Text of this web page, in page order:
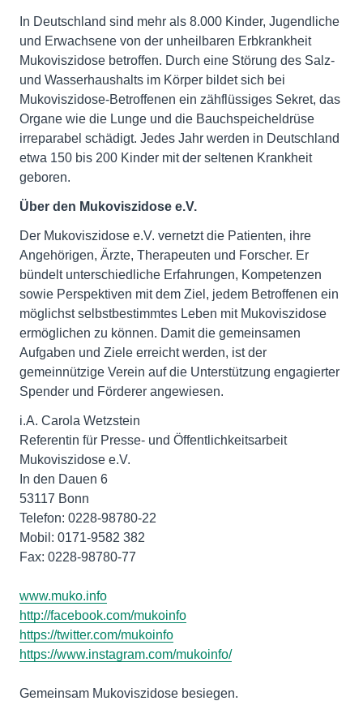
In Deutschland sind mehr als 8.000 Kinder, Jugendliche
und Erwachsene von der unheilbaren Erbkrankheit
Mukoviszidose betroffen. Durch eine Störung des Salz-
und Wasserhaushalts im Körper bildet sich bei
Mukoviszidose-Betroffenen ein zähflüssiges Sekret, das
Organe wie die Lunge und die Bauchspeicheldrüse
irreparabel schädigt. Jedes Jahr werden in Deutschland
etwa 150 bis 200 Kinder mit der seltenen Krankheit
geboren.
Über den Mukoviszidose e.V.
Der Mukoviszidose e.V. vernetzt die Patienten, ihre
Angehörigen, Ärzte, Therapeuten und Forscher. Er
bündelt unterschiedliche Erfahrungen, Kompetenzen
sowie Perspektiven mit dem Ziel, jedem Betroffenen ein
möglichst selbstbestimmtes Leben mit Mukoviszidose
ermöglichen zu können. Damit die gemeinsamen
Aufgaben und Ziele erreicht werden, ist der
gemeinnützige Verein auf die Unterstützung engagierter
Spender und Förderer angewiesen.
i.A. Carola Wetzstein
Referentin für Presse- und Öffentlichkeitsarbeit
Mukoviszidose e.V.
In den Dauen 6
53117 Bonn
Telefon: 0228-98780-22
Mobil: 0171-9582 382
Fax: 0228-98780-77
www.muko.info
http://facebook.com/mukoinfo
https://twitter.com/mukoinfo
https://www.instagram.com/mukoinfo/
Gemeinsam Mukoviszidose besiegen.